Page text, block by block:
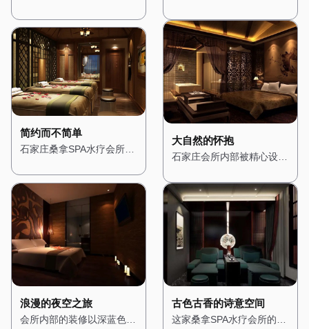
光，营造出一种温馨而宁静
的氛围。桑拿房被设计成半
开放式，四周环绕着绿植，
让人在享受桑拿的同时，也
能感受到自然的气息。水疗
区域则配备了舒适的按摩床
和私人浴缸，每个角落都经
松身心的同时，也能享受视
觉上的愉悦。 这里不仅是
一个远离都市喧嚣的隐秘花
园，让每一位顾客都能在这
里找到属于自己的宁静。
益彰，展现出极致的奢华
感。桑拿房采用进口的芬兰
桑拿设备，内部装饰以高档
木材为主，搭配柔软的皮革
座椅，让人在享受桑拿时也
能感受到舒适与尊贵。水疗
区域则配备了私人水疗套
房，每个房间都配有独立的
蒸汽房、按摩床和私人浴
缸，确保顾客在享受服务时
的私密性。 在这里，每一
待遇，无论是从环境的布置
还是服务的细节，都让人感
受到无与伦比的奢华体验。
旨在为顾客提供一个心灵的
栖息之所。一进门，便能看
到一个小型的禅意花园，潺
潺的流水声与鸟鸣交织在一
起，营造出一种宁静而祥和
的氛围。 会所内部的装修
以木质为主，搭配淡雅的色
之美。墙壁上挂着禅意的挂
画，角落里摆放着精致的佛
淡的檀香，让人瞬间放松下
来。 桑拿房的设计简约而
精致，采用传统的日式风
格，搭配竹编的装饰和榻榻
米，让人在享受桑拿的同
时，也能感受到禅意的宁
静。水疗区域则配备了舒适
的按摩床和私人浴缸，每个
房间都经过精心布置，搭配
柔软的棉麻布艺，营造出一
种温馨而舒适的感觉。 在
人仿佛置身于阳光明媚的海
边小镇。一进门，便能看到
蓝白相间的装饰色调，搭配
拱形的门窗和马赛克瓷砖，
展现出浓郁的地中海风格。
会所内部的装修以明亮的色
调为主，搭配木质的家具和
装饰，营造出一种轻松而愉
悦的氛围。墙壁上挂着地中
海风格的挂画，描绘着湛蓝
仿佛能感受到阳光的温暖。
桑拿房被设计成圆形，四周
环绕着蓝色的瓷砖，搭配白
色的装饰线条，仿佛置身于
海洋之中。水疗区域则配备
了舒适的按摩床和私人浴
缸，每个房间都经过精心布
置，搭配蓝色的窗帘和海洋
元素的装饰，营造出一种浪
漫而惬意的感觉。 在这
里，每一次呼吸都能感受到
简约而不简单
石家庄桑拿SPA水疗会所的
出都市的时尚与精致。一进
门，便能看到大面积的玻璃
幕墙，将自然光线引入室
内，营造出明亮而通透的氛
围。 会所内部的装修以白
色和灰色为主色调，搭配简
洁的线条和几何图形，展现
艺术作品，搭配现代感十足
的家具，让人感受到都市的
大自然的怀抱
石家庄会所内部被精心设计
间，木质的装饰与绿植随处
可见，让人瞬间忘却城市的
喧嚣。 墙壁上挂着森林主
题的画作，搭配柔和的灯
光，营造出一种温暖而宁静
的氛围。空气中弥漫着松木
的清香，仿佛置身于真正的
森林之中。桑拿房采用天然
木材搭建，搭配石质的地
面，让人在享受桑拿的同
浪漫的夜空之旅
会所内部的装修以深蓝色和
古色古香的诗意空间
这家桑拿SPA水疗会所的设